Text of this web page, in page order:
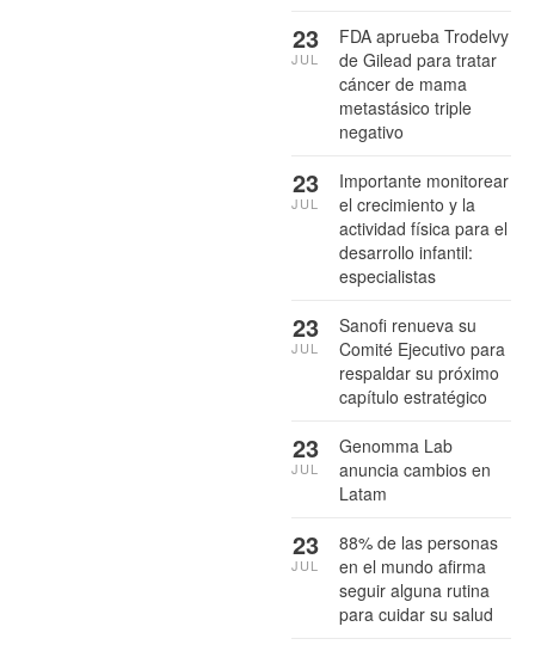
FDA aprueba Trodelvy
de Gilead para tratar
cáncer de mama
metastásico triple
negativo
23
JUL
Importante monitorear
el crecimiento y la
actividad física para el
desarrollo infantil:
especialistas
23
JUL
Sanofi renueva su
Comité Ejecutivo para
respaldar su próximo
capítulo estratégico
23
JUL
Genomma Lab
anuncia cambios en
Latam
23
JUL
88% de las personas
en el mundo afirma
seguir alguna rutina
para cuidar su salud
23
JUL